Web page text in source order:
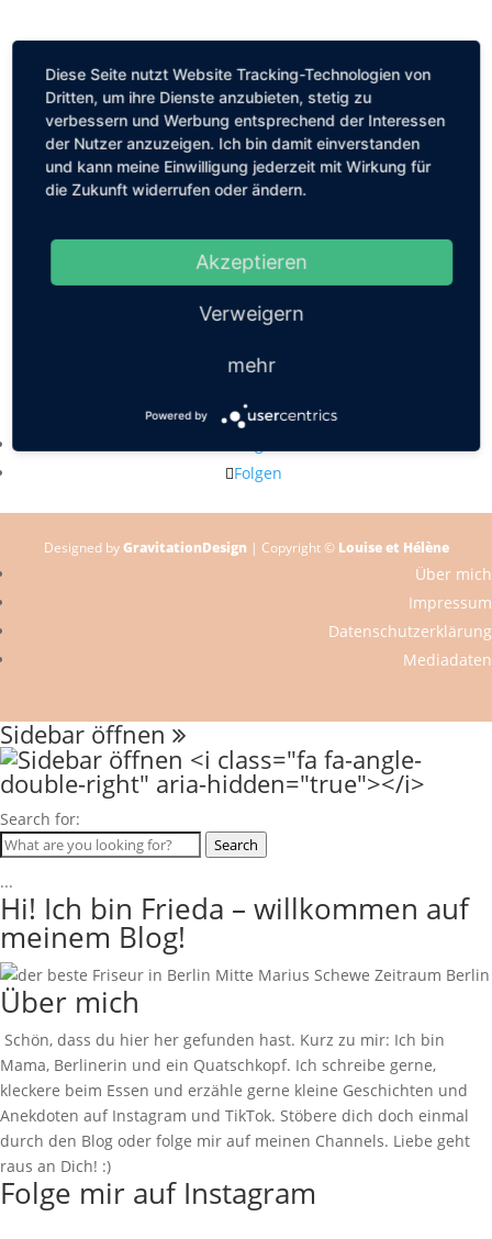
mail@louiseethelene.de
Folgen
Designed byGravitationDesign | Copyright © Louise et Hélène
Über mich
Impressum
Datenschutzerklärung
Mediadaten
Sidebar öffnen
Search for:
Search
...
Hi! Ich bin Frieda – willkommen auf
meinem Blog!
Über mich
Schön, dass du hier her gefunden hast. Kurz zu mir: Ich bin
Mama, Berlinerin und ein Quatschkopf. Ich schreibe gerne,
kleckere beim Essen und erzähle gerne kleine Geschichten und
Anekdoten auf Instagram und TikTok. Stöbere dich doch einmal
durch den Blog oder folge mir auf meinen Channels. Liebe geht
raus an Dich! :)
Folge mir auf Instagram
Diese Seite nutzt Website Tracking-Technologien von
Dritten, um ihre Dienste anzubieten, stetig zu
verbessern und Werbung entsprechend der Interessen
der Nutzer anzuzeigen. Ich bin damit einverstanden
und kann meine Einwilligung jederzeit mit Wirkung für
die Zukunft widerrufen oder ändern.
Akzeptieren
Verweigern
mehr
Powered by